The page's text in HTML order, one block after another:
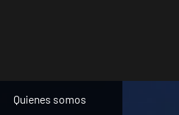
Quienes somos